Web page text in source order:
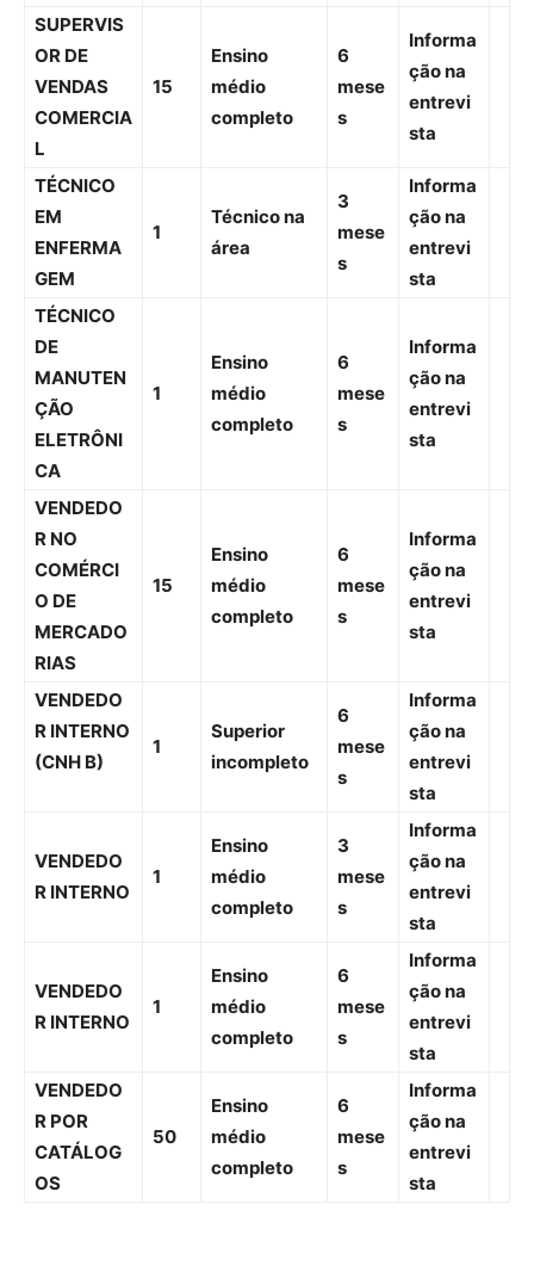
SUPERVIS
OR DE
VENDAS
COMERCIA
L
15
Ensino
médio
completo
6
mese
s
Informa
ção na
entrevi
sta
TÉCNICO
EM
ENFERMA
GEM
1
Técnico na
área
3
mese
s
Informa
ção na
entrevi
sta
TÉCNICO
DE
MANUTEN
ÇÃO
ELETRÔNI
CA
1
Ensino
médio
completo
6
mese
s
Informa
ção na
entrevi
sta
VENDEDO
R NO
COMÉRCI
O DE
MERCADO
RIAS
15
Ensino
médio
completo
6
mese
s
Informa
ção na
entrevi
sta
VENDEDO
R INTERNO
(CNH B)
1
Superior
incompleto
6
mese
s
Informa
ção na
entrevi
sta
VENDEDO
R INTERNO
1
Ensino
médio
completo
3
mese
s
Informa
ção na
entrevi
sta
VENDEDO
R INTERNO
1
Ensino
médio
completo
6
mese
s
Informa
ção na
entrevi
sta
VENDEDO
R POR
CATÁLOG
OS
50
Ensino
médio
completo
6
mese
s
Informa
ção na
entrevi
sta